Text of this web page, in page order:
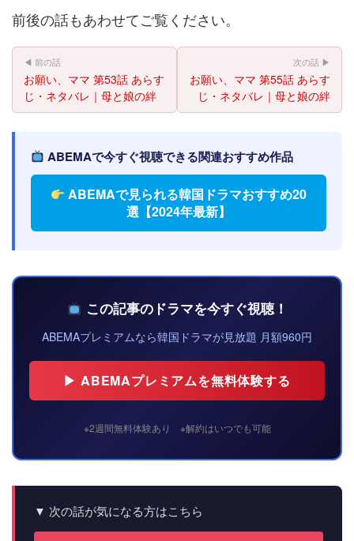
前後の話もあわせてご覧ください。
◀ 前の話
お願い、ママ 第53話 あらす
じ・ネタバレ｜母と娘の絆
次の話 ▶
お願い、ママ 第55話 あらす
じ・ネタバレ｜母と娘の絆
ABEMAで今すぐ視聴できる関連おすすめ作品
ABEMAで見られる韓国ドラマおすすめ20
選【2024年最新】
この記事のドラマを今すぐ視聴！
ABEMAプレミアムなら韓国ドラマが見放題 月額960円
▶ ABEMAプレミアムを無料体験する
※2週間無料体験あり ※解約はいつでも可能
▼ 次の話が気になる方はこちら